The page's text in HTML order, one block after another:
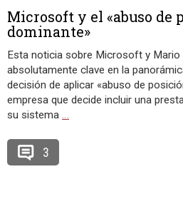
Microsoft y el «abuso de
dominante»
Esta noticia sobre Microsoft y Mario
absolutamente clave en la
decisión de aplicar «abuso de
empresa que decide incluir una
su sistema …
3